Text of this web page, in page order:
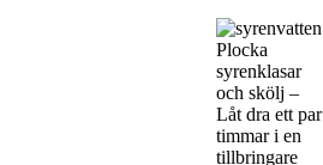
Plocka
syrenklasar
och skölj –
Låt dra ett par
timmar i en
tillbringare